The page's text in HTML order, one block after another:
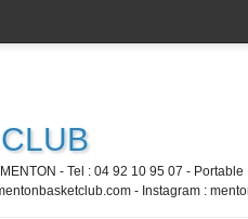
- Tel : 04 92 10 95 07 -
- Instagram :